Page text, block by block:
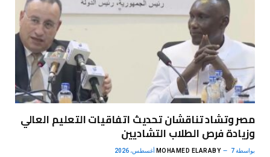
مصر وتشاد تناقشان تحديث اتفاقيات التعليم العالي
وزيادة فرص الطلاب التشاديين
بواسطة MOHAMED ELARABY 7 أغسطس، 2026